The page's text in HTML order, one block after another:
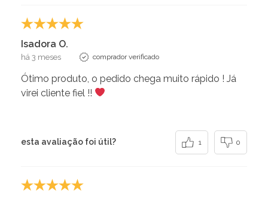
Isadora O.
há 3 meses comprador verificado
Ótimo produto, o pedido chega muito rápido ! Já
virei cliente fiel !!
esta avaliação foi útil? 1 0